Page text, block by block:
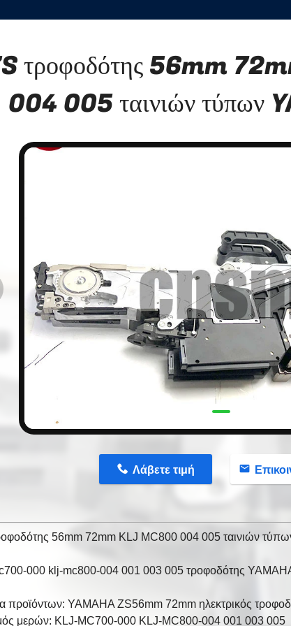
τροφοδότης 56mm
004 005 ταινιών τύπων
Λάβετε τιμή
56mm 72mm KLJ MC800 004 005 ταινιών
000 klj-mc800-004 001 003 005 τροφοδότης
προϊόντων: YAMAHA ZS56mm 72mm ηλεκτρικός
μερών: KLJ-MC700-000 KLJ-MC800-004 001 003 005